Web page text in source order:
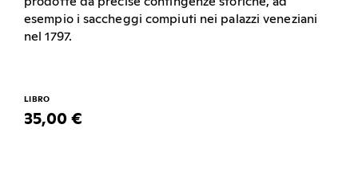
esempio i saccheggi compiuti nei palazzi veneziani
nel 1797.
LIBRO
35,00 €